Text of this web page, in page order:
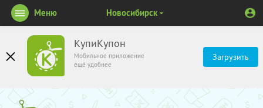
КупиКупон
Мобильное приложение
ещё удобнее
Загрузить
Меню Новосибирск